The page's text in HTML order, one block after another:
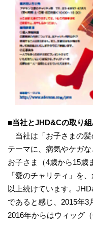
■当社とJHD&Cの取り
当社は「お子さまの髪
テーマに、病気やケガ
お子さま（4歳から15歳
「愛のチャリティ」を
以上続けています。
であると感じ、2015年3
2016年からはウィッグ